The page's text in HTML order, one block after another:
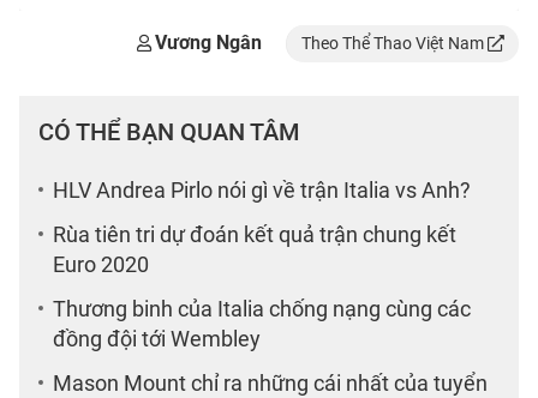
Vương Ngân Theo Thể Thao Việt Nam
CÓ THỂ BẠN QUAN TÂM
HLV Andrea Pirlo nói gì về trận Italia vs Anh?
Rùa tiên tri dự đoán kết quả trận chung kết
Euro 2020
Thương binh của Italia chống nạng cùng các
đồng đội tới Wembley
Mason Mount chỉ ra những cái nhất của tuyển